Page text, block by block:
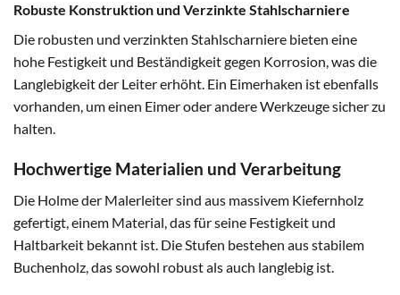
Robuste Konstruktion und Verzinkte Stahlscharniere
Die robusten und verzinkten Stahlscharniere bieten eine
hohe Festigkeit und Beständigkeit gegen Korrosion, was die
Langlebigkeit der Leiter erhöht. Ein Eimerhaken ist ebenfalls
vorhanden, um einen Eimer oder andere Werkzeuge sicher zu
halten.
Hochwertige Materialien und Verarbeitung
Die Holme der Malerleiter sind aus massivem Kiefernholz
gefertigt, einem Material, das für seine Festigkeit und
Haltbarkeit bekannt ist. Die Stufen bestehen aus stabilem
Buchenholz, das sowohl robust als auch langlebig ist.